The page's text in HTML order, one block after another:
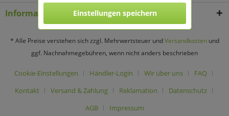
Informationen
* Alle Preise verstehen sich zzgl. Mehrwertsteuer undVersandkostenund
ggf. Nachnahmegebühren, wenn nicht anders beschrieben
Cookie-Einstellungen Händler-Login Wir über uns
FAQ
Kontakt
Versand & Zahlung Reklamation
Datenschutz
AGB
Impressum
Einstellungen speichern